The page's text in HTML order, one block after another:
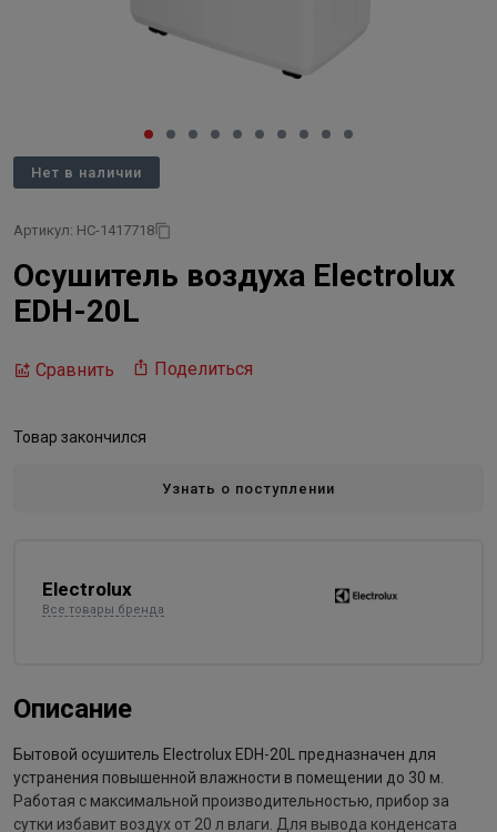
Нет в наличии
Артикул: НС-1417718
Осушитель воздуха Electrolux
EDH-20L
Сравнить Поделиться
Товар закончился
Узнать о поступлении
Electrolux
Все товары бренда
Описание
Бытовой осушитель Electrolux EDH-20L предназначен для
устранения повышенной влажности в помещении до 30 м.
Работая с максимальной производительностью, прибор за
сутки избавит воздух от 20 л влаги. Для вывода конденсата